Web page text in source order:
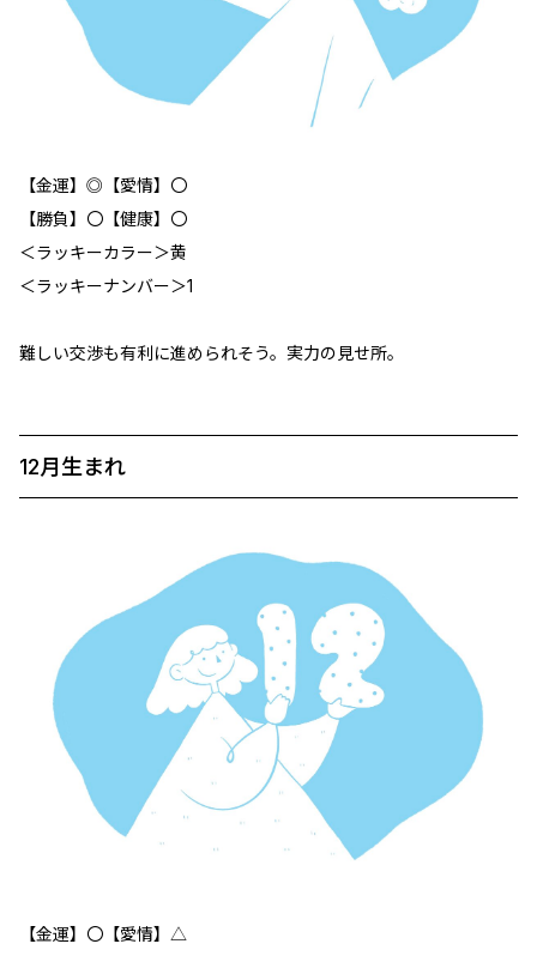
【金運】◎【愛情】〇
【勝負】〇【健康】〇
＜ラッキーカラー＞黄
＜ラッキーナンバー＞1
難しい交渉も有利に進められそう。実力の見せ所。
12月生まれ
【金運】〇【愛情】△